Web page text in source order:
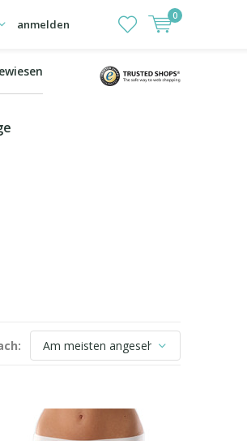
anmelden
0